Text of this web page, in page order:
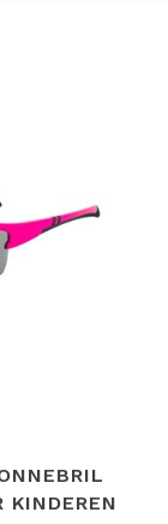
KINDEREN